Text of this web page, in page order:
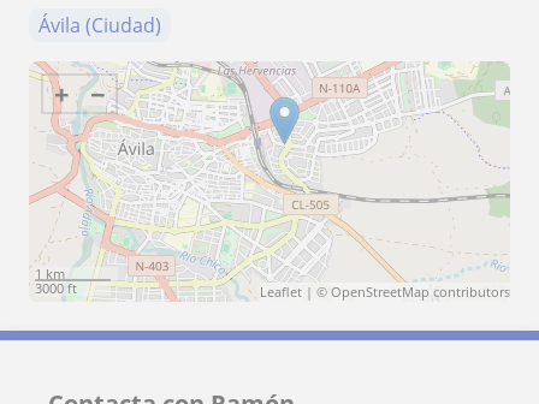
Ávila (Ciudad)
+ −
1 km
3000 ft
Leaflet | © OpenStreetMap contributors